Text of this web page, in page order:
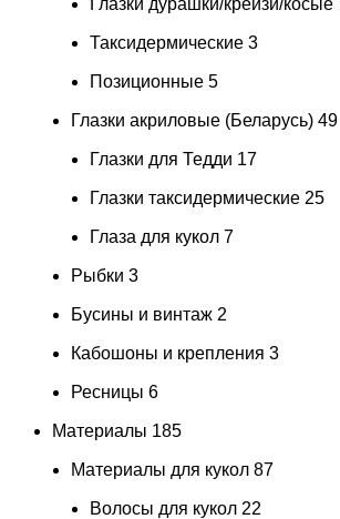
Таксидермические 3
Позиционные 5
Глазки акриловые (Беларусь) 49
Глазки для Тедди 17
Глазки таксидермические 25
Глаза для кукол 7
Рыбки 3
Бусины и винтаж 2
Кабошоны и крепления 3
Ресницы 6
Материалы 185
Материалы для кукол 87
Волосы для кукол 22